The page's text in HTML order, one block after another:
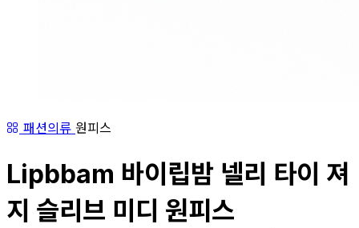
패션의류 원피스
Lipbbam 바이립밤 넬리 타이 져
지 슬리브 미디 원피스